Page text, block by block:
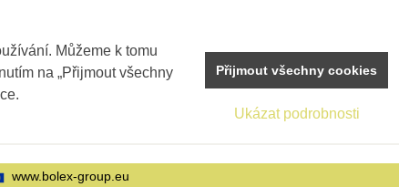
www.bolex-group.eu
Můžeme k tomu
na „Přijmout všechny
Ukázat podrobnosti
Přijmout všechny cookies